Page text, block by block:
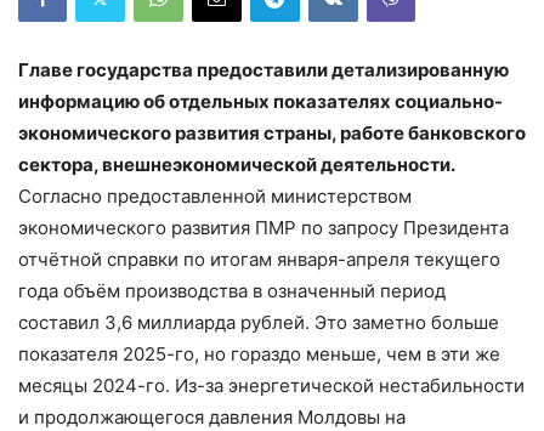
Главе государства предоставили детализированную
информацию об отдельных показателях социально-
экономического развития страны, работе банковского
сектора, внешнеэкономической деятельности.
Согласно предоставленной министерством
экономического развития ПМР по запросу Президента
отчётной справки по итогам января-апреля текущего
года объём производства в означенный период
составил 3,6 миллиарда рублей. Это заметно больше
показателя 2025-го, но гораздо меньше, чем в эти же
месяцы 2024-го. Из-за энергетической нестабильности
и продолжающегося давления Молдовы на